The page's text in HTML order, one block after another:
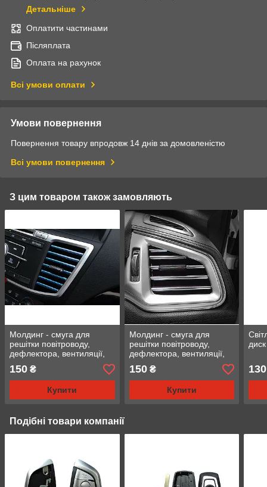
Детальніше
Оплатити частинами
Післяплата
Оплата на рахунок
Всі умови оплати
Умови повернення
Повернення товару впродовж 14 днів за домовленістю
Всі умови повернення
З цим товаром також замовляють
Молдинг - смуга для
решітки повітроводу,
дефлектора, вентиляції,
синій
150 ₴
Купити
Молдинг - смуга для
решітки повітроводу,
дефлектора, вентиляції,
срібний
150₴
Купити
130
Подібні товари компанії